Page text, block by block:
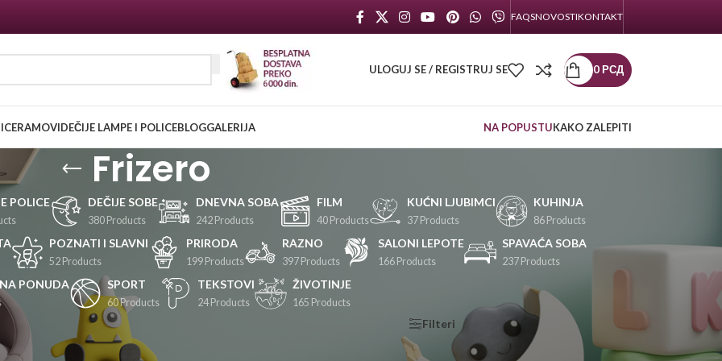
FAQSNOVOSTIKONTAKT
ULOGUJ SE / REGISTRUJ SE 0РСД
RAMOVIDEČIJE LAMPE I POLICEBLOGGALERIJA NA POPUSTUKAKO ZALEPITI
Frizero
POLICE DEČIJE SOBE
380 Products
DNEVNA SOBA
242 Products
FILM
40 Products
KUĆNI LJUBIMCI
37 Products
KUHINJA
86 Products
POZNATI I SLAVNI
52 Products
PRIRODA
199 Products
RAZNO
397 Products
SALONI LEPOTE
166 Products
SPAVAĆA SOBA
237 Products
PONUDA SPORT
60 Products
TEKSTOVI
24 Products
ŽIVOTINJE
165 Products
Filteri
KATEGORIJE
PROIZVODA